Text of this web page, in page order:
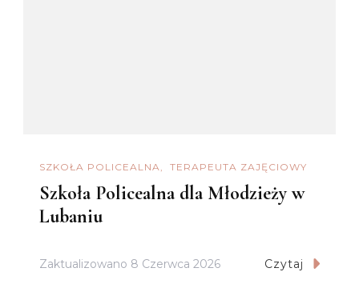
SZKOŁA POLICEALNA TERAPEUTA ZAJĘCIOWY
Szkoła Policealna dla Młodzieży w
Lubaniu
Zaktualizowano 8 Czerwca 2026 Czytaj